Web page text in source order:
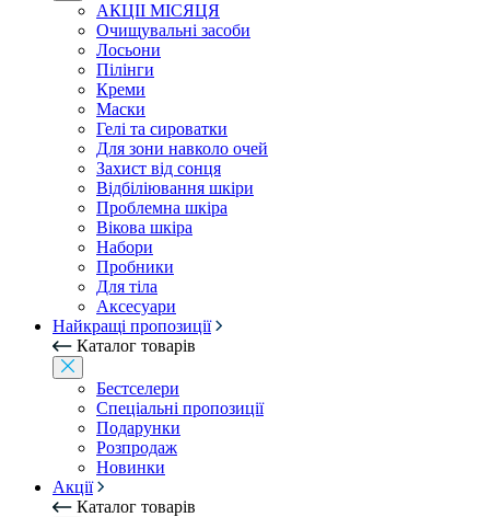
АКЦІІ МІСЯЦЯ
Очищувальні засоби
Лосьони
Пілінги
Креми
Маски
Гелі та сироватки
Для зони навколо очей
Захист від сонця
Відбіліювання шкіри
Проблемна шкіра
Вікова шкіра
Набори
Пробники
Для тіла
Аксесуари
Найкращі пропозиції
Каталог товарів
Бестселери
Спеціальні пропозиції
Подарунки
Розпродаж
Новинки
Акції
Каталог товарів